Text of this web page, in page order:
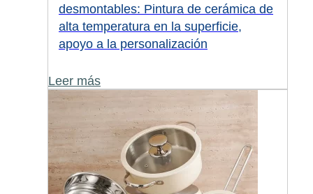
desmontables: Pintura de cerámica de
alta temperatura en la superficie,
apoyo a la personalización
Leer más